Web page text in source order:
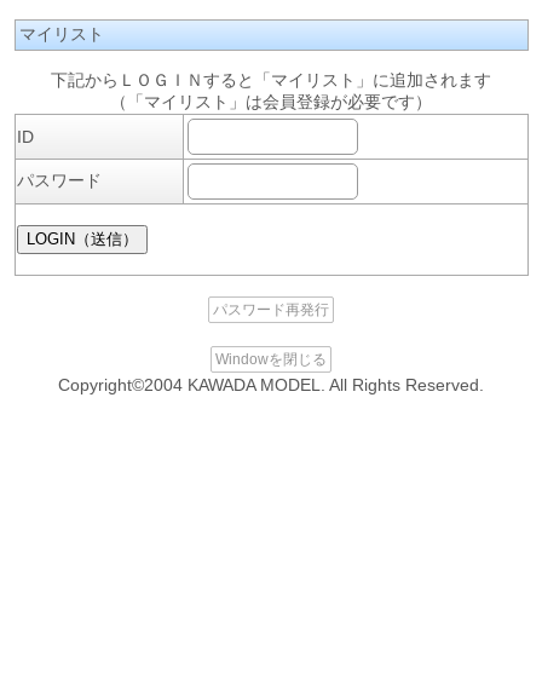
マイリスト
下記からＬＯＧＩＮすると「マイリスト」に追加されます
（「マイリスト」は会員登録が必要です）
ID
パスワード
パスワード再発行
Windowを閉じる
Copyright©2004 KAWADA MODEL. All Rights Reserved.